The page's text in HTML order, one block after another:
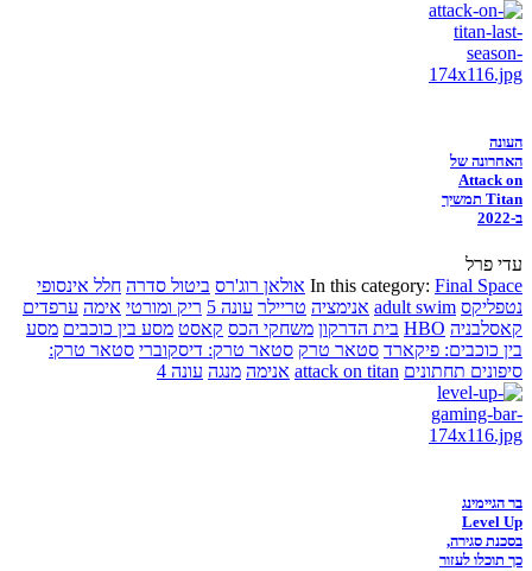
העונה
האחרונה של
Attack on
Titan תמשיך
ב-2022
עדי פרל
In this category: Final Space אולאן רוג'רס ביטול סדרה חלל אינסופי
נטפליקס adult swim אנימציה טריילר עונה 5 ריק ומורטי אימה ערפדים
קאסלבניה HBO בית הדרקון משחקי הכס קאסט מסע בין כוכבים מסע
בין כוכבים: פיקארד סטאר טרק סטאר טרק: דיסקוברי סטאר טרק:
סיפונים תחתונים attack on titan אנימה מנגה עונה 4
בר הגיימינג
Level Up
בסכנת סגירה,
כך תוכלו לעזור